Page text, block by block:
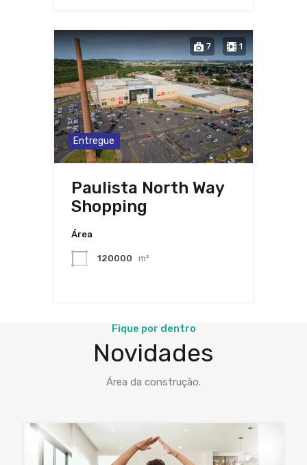
7 1
Entregue
Paulista North Way
Shopping
Área
120000 m²
Fique por dentro
Novidades
Área da construção.